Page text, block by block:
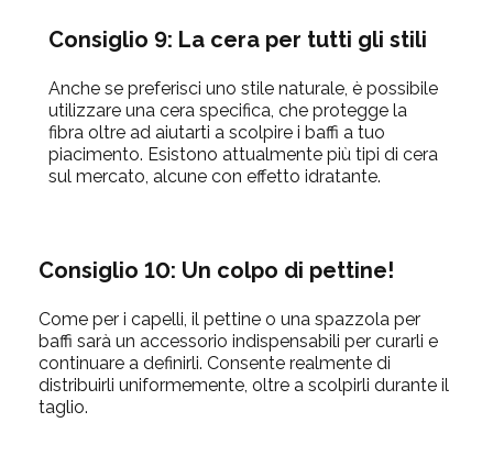
Consiglio 9: La cera per tutti gli stili
Anche se preferisci uno stile naturale, è possibile
utilizzare una cera specifica, che protegge la
fibra oltre ad aiutarti a scolpire i baffi a tuo
piacimento. Esistono attualmente più tipi di cera
sul mercato, alcune con effetto idratante.
Consiglio 10: Un colpo di pettine!
Come per i capelli, il pettine o una spazzola per
baffi sarà un accessorio indispensabili per curarli e
continuare a definirli. Consente realmente di
distribuirli uniformemente, oltre a scolpirli durante il
taglio.